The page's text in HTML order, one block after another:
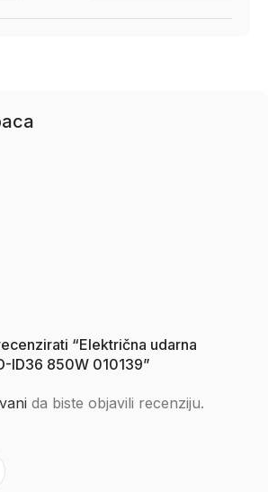
“Električna udarna
ID36 850W 010139”
da biste objavili recenziju.